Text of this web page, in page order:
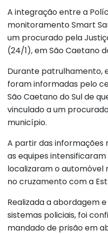
A integração entre a
monitoramento Smart
um procurado pela
(24/1), em São Caetano
Durante patrulhamento,
foram informadas pelo
São Caetano do Sul de
vinculado a um
município.
A partir das informações
as equipes
localizaram o automóvel
no cruzamento com a
Realizada a abordagem
sistemas policiais, foi
mandado de prisão em